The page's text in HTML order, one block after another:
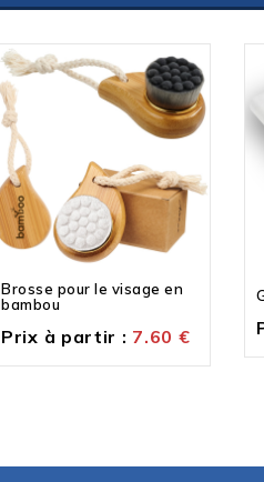
Brosse pour le visage en
bambou
Prix à partir : 7.60 €